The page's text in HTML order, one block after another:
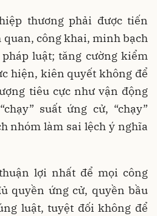
thương phải được tiến
quan, công khai, minh bạch
luật; tăng cường kiểm
hiện, kiên quyết không để
tiêu cực như vận động
suất ứng cử, “chạy”
nhóm làm sai lệch ý nghĩa
lợi nhất để mọi công
quyền ứng cử, quyền bầu
luật, tuyệt đối không để